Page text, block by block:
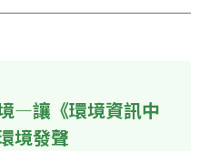
—讓《環境資訊中
境發聲